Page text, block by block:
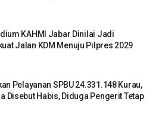
KAHMI Jabar Dinilai Jadi
Jalan KDM Menuju Pilpres 2029
Pelayanan SPBU 24.331.148 Kurau,
Disebut Habis, Diduga Pengerit Tetap